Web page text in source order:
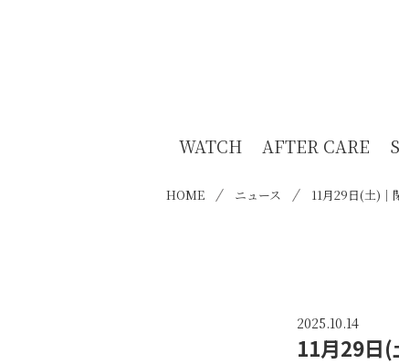
WATCH AFTER CARE
HOME ニュース 11月29日(土)｜
2025.10.14
11月29日(